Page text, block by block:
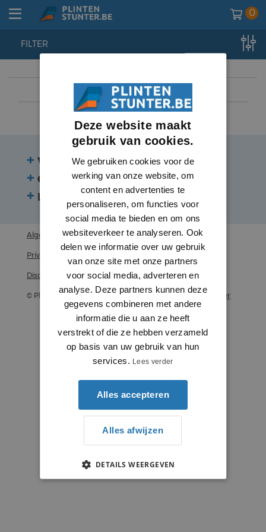
0
home //
FILTER
Veelgestelde vragen
Contact
Beoordelingen
Algemene voorwaarden
Privacy statement
Disclaimer
© Plintenstunter 2026 Profielenstunter
Deze website maakt
gebruik van cookies.
We gebruiken cookies voor de
werking van onze website, om
content en advertenties te
personaliseren, om functies voor
social media te bieden en om ons
websiteverkeer te analyseren. Ook
delen we informatie over uw gebruik
van onze site met onze partners
voor social media, adverteren en
analyse. Deze partners kunnen deze
gegevens combineren met andere
informatie die u aan ze heeft
verstrekt of die ze hebben verzameld
op basis van uw gebruik van hun
services.
Lees verder
Alles accepteren
Alles afwijzen
DETAILS WEERGEVEN